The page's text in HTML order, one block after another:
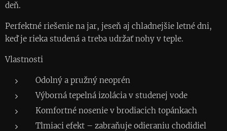
deň.
Perfektné riešenie na jar, jeseň aj chladnejšie letné dni,
keď je rieka studená a treba udržať nohy v teple.
Vlastnosti
Odolný a pružný neoprén
Výborná tepelná izolácia v studenej vode
Komfortné nosenie v brodiacich topánkach
Tlmiaci efekt – zabraňuje odieraniu chodidiel